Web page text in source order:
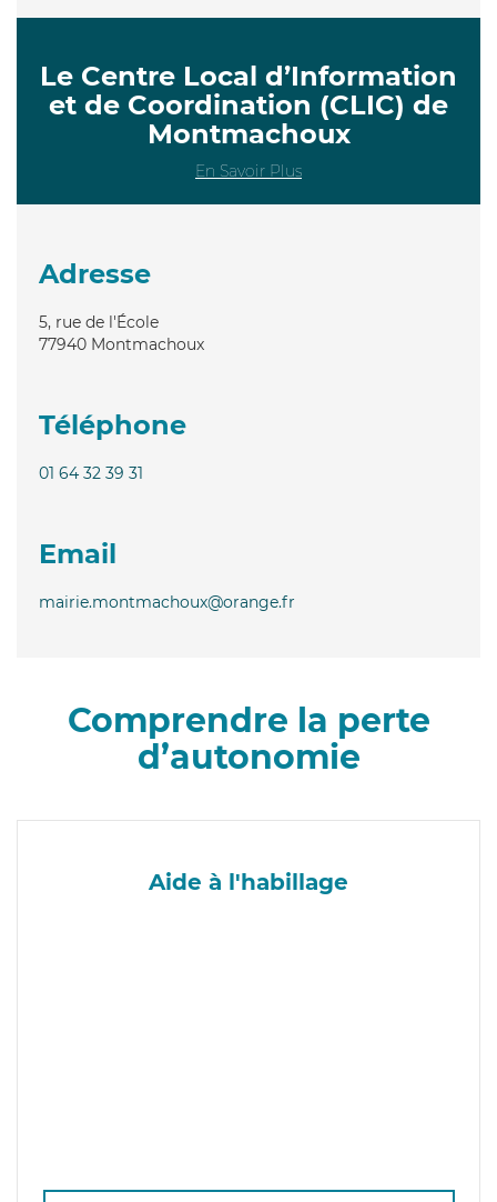
Le Centre Local d’Information
et de Coordination (CLIC) de
Montmachoux
En Savoir Plus
Adresse
5, rue de l'École
77940 Montmachoux
Téléphone
01 64 32 39 31
Email
mairie.montmachoux@orange.fr
Comprendre la perte
d’autonomie
Aide à l'habillage